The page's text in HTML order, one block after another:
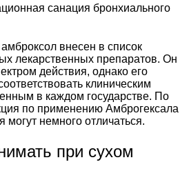
санация бронхиального
внесен в список
лекарственных препаратов. Он
действия, однако его
клиническим
в каждом государстве. По
по применению Амброгексала
могут немного отличаться.
при сухом